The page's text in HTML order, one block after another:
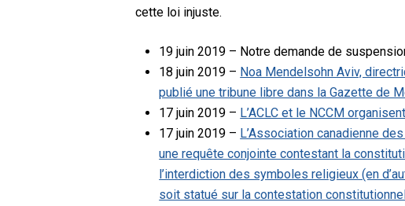
cette loi injuste.
19 juin 2019 – Notre demande de
18 juin 2019 – Noa Mendelsohn Aviv,
publié une tribune libre dans la Gazette de
17 juin 2019 – L’ACLC et le NCCM
17 juin 2019 – L’Association canadienne
une requête conjointe contestant la
l’interdiction des symboles religieux (en
soit statué sur la contestation